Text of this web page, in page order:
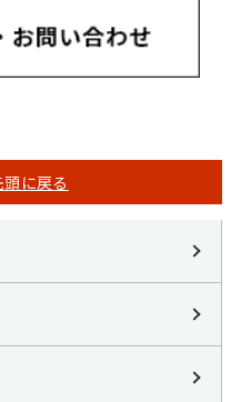
頭に戻る